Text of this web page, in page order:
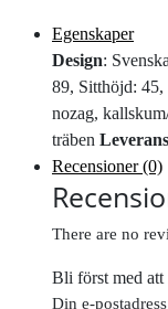
Egenskaper
Design:
89, Sitthöjd:
nozag,
träben
Recensioner (0)
There are no
Bli först med att
Din e-